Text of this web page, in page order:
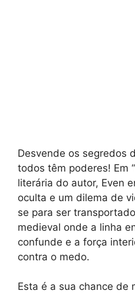
Desvende os segredos
todos têm poderes! Em
literária do autor, Even
oculta e um dilema de
se para ser
medieval onde a linha
confunde e a força
contra o medo.
Esta é a sua chance de